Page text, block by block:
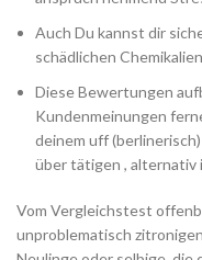
Auch Du kannst dir
schädlichen
Diese Bewertungen
Kundenmeinungen
deinem uff
über tätigen , alternativ
Vom Vergleichstest
unproblematisch